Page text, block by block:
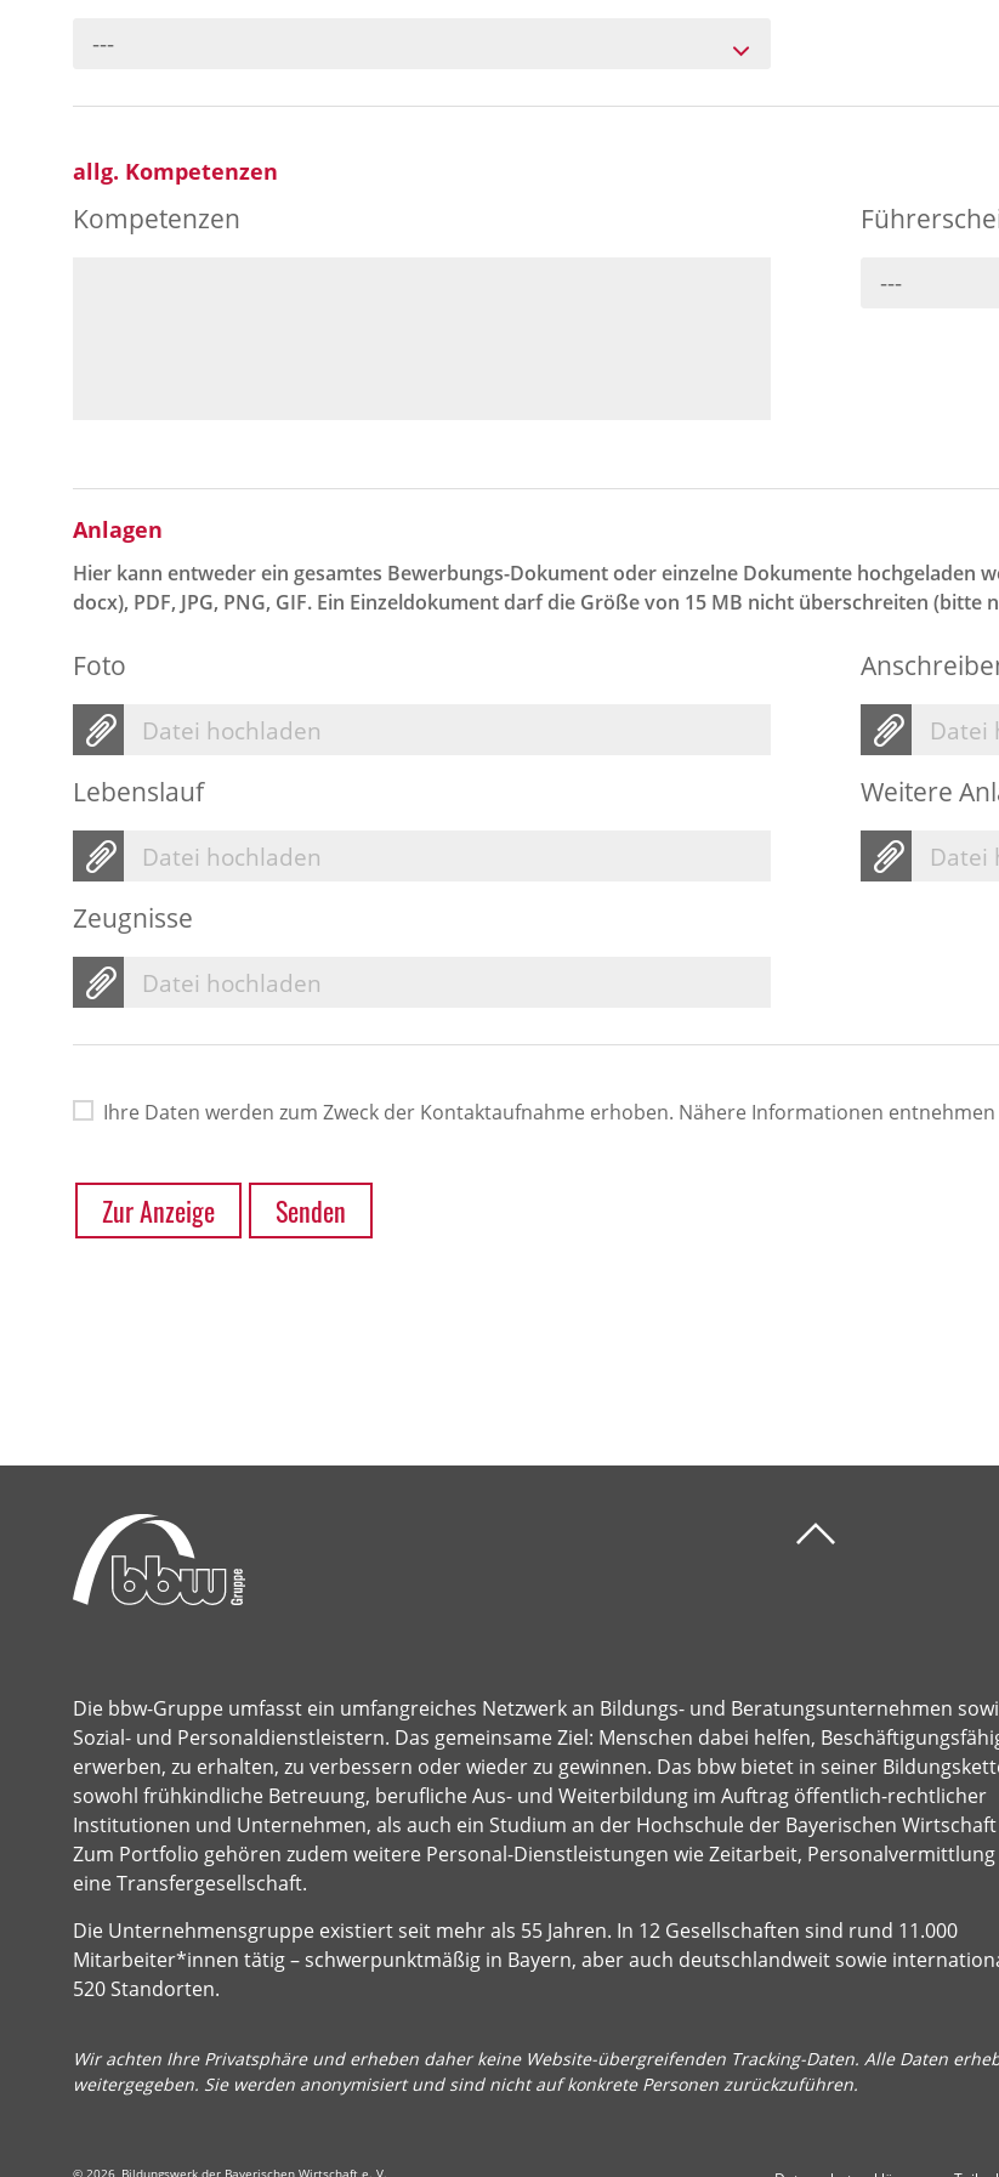
---
allg. Kompetenzen
Kompetenzen
---
Anlagen
Hier kann entweder ein gesamtes Bewerbungs-Dokument oder einzelne Dokumente hochgeladen
docx), PDF, JPG, PNG, GIF. Ein Einzeldokument darf die Größe von 15 MB nicht überschreiten
Foto
Datei hochladen Datei
Lebenslauf
Datei hochladen
Weitere
Datei
Zeugnisse
Datei hochladen
Ihre Daten werden zum Zweck der Kontaktaufnahme erhoben. Nähere Informationen
Zur Anzeige Senden
Die bbw-Gruppe umfasst ein umfangreiches Netzwerk an Bildungs- und Beratungsunternehmen
Sozial- und Personaldienstleistern. Das gemeinsame Ziel: Menschen dabei helfen,
erwerben, zu erhalten, zu verbessern oder wieder zu gewinnen. Das bbw bietet in seiner
sowohl frühkindliche Betreuung, berufliche Aus- und Weiterbildung im Auftrag öffentlich-rechtlicher
Institutionen und Unternehmen, als auch ein Studium an der Hochschule der Bayerischen Wirtschaft
Zum Portfolio gehören zudem weitere Personal-Dienstleistungen wie Zeitarbeit,
eine Transfergesellschaft.
Die Unternehmensgruppe existiert seit mehr als 55 Jahren. In 12 Gesellschaften sind rund 11.000
Mitarbeiter*innen tätig – schwerpunktmäßig in Bayern, aber auch deutschlandweit sowie
520 Standorten.
Wir achten Ihre Privatsphäre und erheben daher keine Website-übergreifenden Tracking-Daten. Alle Daten
weitergegeben. Sie werden anonymisiert und sind nicht auf konkrete Personen zurückzuführen.
© 2026, Bildungswerk der Bayerischen Wirtschaft e. V.